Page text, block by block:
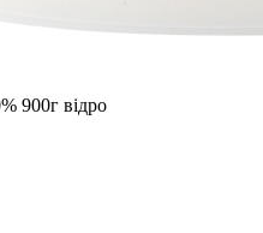
900г відро